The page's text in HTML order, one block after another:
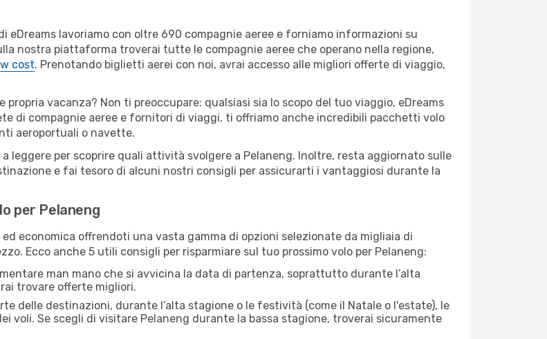
eDreams lavoriamo con oltre 690 compagnie aeree e forniamo informazioni su
nostra piattaforma troverai tutte le compagnie aeree che operano nella regione,
cost. Prenotando biglietti aerei con noi, avrai accesso alle migliori offerte di viaggio,
vacanza? Non ti preoccupare: qualsiasi sia lo scopo del tuo viaggio, eDreams
di compagnie aeree e fornitori di viaggi, ti offriamo anche incredibili pacchetti volo
aeroportuali o navette.
leggere per scoprire quali attività svolgere a Pelaneng. Inoltre, resta aggiornato sulle
e fai tesoro di alcuni nostri consigli per assicurarti i vantaggiosi durante la
per Pelaneng
economica offrendoti una vasta gamma di opzioni selezionate da migliaia di
Ecco anche 5 utili consigli per risparmiare sul tuo prossimo volo per Pelaneng:
man mano che si avvicina la data di partenza, soprattutto durante l’alta
trovare offerte migliori.
delle destinazioni, durante l’alta stagione o le festività (come il Natale o l'estate), le
voli. Se scegli di visitare Pelaneng durante la bassa stagione, troverai sicuramente